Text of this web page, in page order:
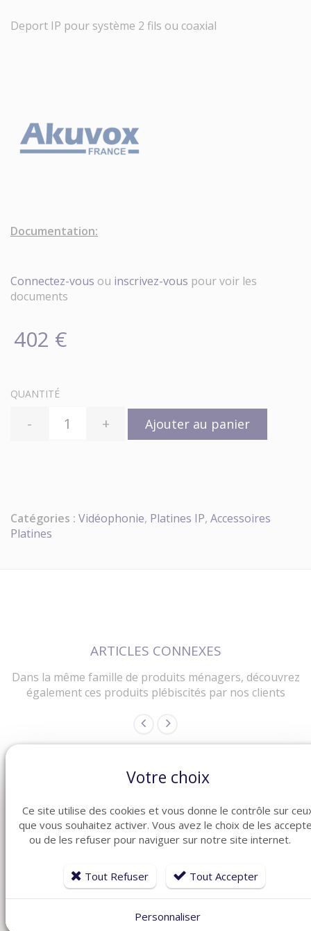
Deport IP pour système 2 fils ou coaxial
Documentation:
Connectez-vous ou inscrivez-vous pour voir les
documents
402 €
QUANTITÉ
- + Ajouter au panier
Catégories : Vidéophonie, Platines IP, Accessoires
Platines
ARTICLES CONNEXES
Dans la même famille de produits ménagers, découvrez
également ces produits plébiscités par nos clients
Votre choix
Ce site utilise des cookies et vous donne le contrôle sur
que vous souhaitez activer. Vous avez le choix de les
ou de les refuser pour naviguer sur notre site internet.
Tout Refuser Tout Accepter
Personnaliser